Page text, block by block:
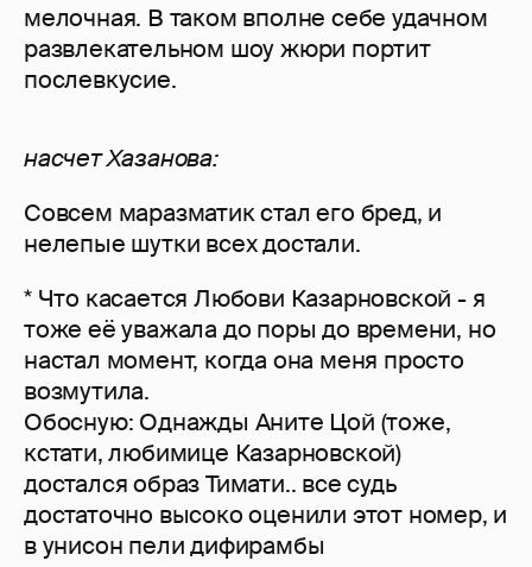
мелочная. В таком вполне себе удачном
развлекательном шоу жюри портит
послевкусие.
насчет Хазанова:
Совсем маразматик стал его бред, и
нелепые шутки всех достали.
* Что касается Любови Казарновской - я
тоже её уважала до поры до времени, но
настал момент, когда она меня просто
возмутила.
Обосную: Однажды Аните Цой (тоже,
кстати, любимице Казарновской)
достался образ Тимати.. все судь
достаточно высоко оценили этот номер, и
в унисон пели дифирамбы